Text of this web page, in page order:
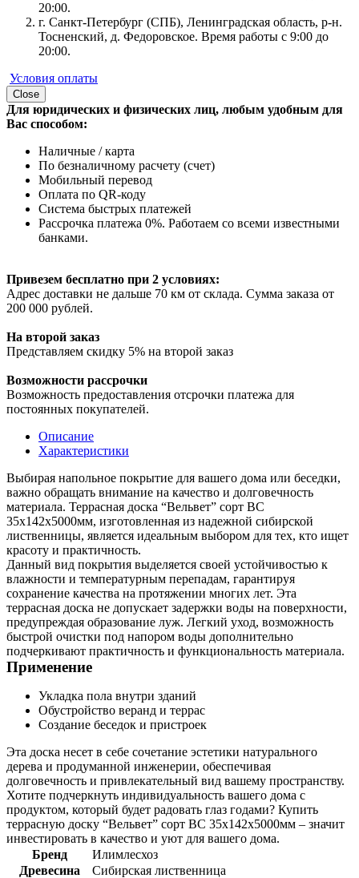
20:00.
г. Санкт-Петербург (СПБ), Ленинградская область, р-н.
Тосненский, д. Федоровское. Время работы с 9:00 до
20:00.
Условия оплаты
Close
Для юридических и физических лиц, любым удобным для
Вас способом:
Наличные / карта
По безналичному расчету (счет)
Мобильный перевод
Оплата по QR-коду
Система быстрых платежей
Рассрочка платежа 0%. Работаем со всеми известными
банками.
Привезем бесплатно при 2 условиях:
Адрес доставки не дальше 70 км от склада. Сумма заказа от
200 000 рублей.
На второй заказ
Представляем скидку 5% на второй заказ
Возможности рассрочки
Возможность предоставления отсрочки платежа для
постоянных покупателей.
Описание
Характеристики
Выбирая напольное покрытие для вашего дома или беседки,
важно обращать внимание на качество и долговечность
материала. Террасная доска “Вельвет” сорт ВС
35х142х5000мм, изготовленная из надежной сибирской
лиственницы, является идеальным выбором для тех, кто ищет
красоту и практичность.
Данный вид покрытия выделяется своей устойчивостью к
влажности и температурным перепадам, гарантируя
сохранение качества на протяжении многих лет. Эта
террасная доска не допускает задержки воды на поверхности,
предупреждая образование луж. Легкий уход, возможность
быстрой очистки под напором воды дополнительно
подчеркивают практичность и функциональность материала.
Применение
Укладка пола внутри зданий
Обустройство веранд и террас
Создание беседок и пристроек
Эта доска несет в себе сочетание эстетики натурального
дерева и продуманной инженерии, обеспечивая
долговечность и привлекательный вид вашему пространству.
Хотите подчеркнуть индивидуальность вашего дома с
продуктом, который будет радовать глаз годами? Купить
террасную доску “Вельвет” сорт ВС 35х142х5000мм – значит
инвестировать в качество и уют для вашего дома.
Бренд
Илимлесхоз
Древесина
Сибирская лиственница